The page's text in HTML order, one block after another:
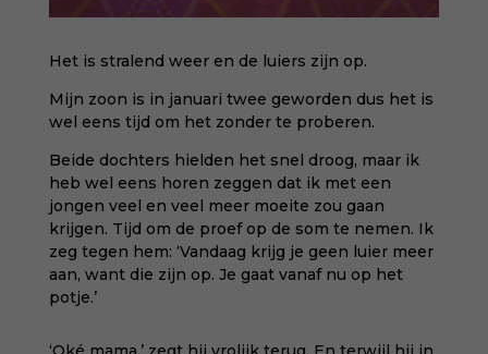
Het is stralend weer en de luiers zijn op.
Mijn zoon is in januari twee geworden dus het is
wel eens tijd om het zonder te proberen.
Beide dochters hielden het snel droog, maar ik
heb wel eens horen zeggen dat ik met een
jongen veel en veel meer moeite zou gaan
krijgen. Tijd om de proef op de som te nemen. Ik
zeg tegen hem: ‘Vandaag krijg je geen luier meer
aan, want die zijn op. Je gaat vanaf nu op het
potje.’